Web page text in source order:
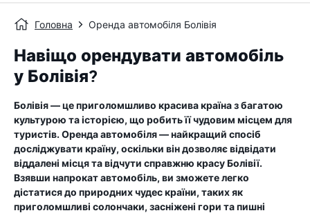
Головна Оренда автомобіля Болівія
Навіщо орендувати автомобіль
у Болівія?
Болівія — це приголомшливо красива країна з багатою
культурою та історією, що робить її чудовим місцем для
туристів. Оренда автомобіля — найкращий спосіб
досліджувати країну, оскільки він дозволяє відвідати
віддалені місця та відчути справжню красу Болівії.
Взявши напрокат автомобіль, ви зможете легко
дістатися до природних чудес країни, таких як
приголомшливі солончаки, засніжені гори та пишні